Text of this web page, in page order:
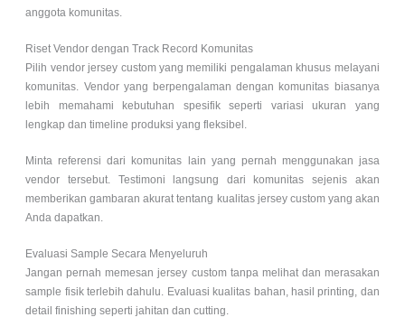
anggota komunitas.
Riset Vendor dengan Track Record Komunitas
Pilih vendor jersey custom yang memiliki pengalaman khusus melayani
komunitas. Vendor yang berpengalaman dengan komunitas biasanya
lebih memahami kebutuhan spesifik seperti variasi ukuran yang
lengkap dan timeline produksi yang fleksibel.
Minta referensi dari komunitas lain yang pernah menggunakan jasa
vendor tersebut. Testimoni langsung dari komunitas sejenis akan
memberikan gambaran akurat tentang kualitas jersey custom yang akan
Anda dapatkan.
Evaluasi Sample Secara Menyeluruh
Jangan pernah memesan jersey custom tanpa melihat dan merasakan
sample fisik terlebih dahulu. Evaluasi kualitas bahan, hasil printing, dan
detail finishing seperti jahitan dan cutting.